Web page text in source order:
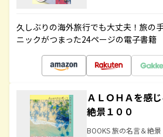
久しぶりの海外旅行でも大丈夫！旅の
ニックがつまった24ページの電子書籍
ＡＬＯＨＡを感
絶景１００
BOOKS 旅の名言＆絶景